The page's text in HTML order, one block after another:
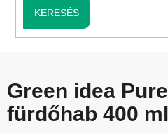
KERESÉS
Green idea
fürdőhab 400 ml